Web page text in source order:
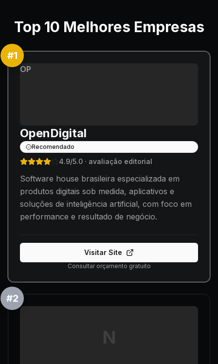
Top 10 Melhores Empresas
#1
OP
OpenDigital
Recomendado
4.9/5.0 · avaliação editorial
Software house brasileira especializada em
produtos digitais sob medida, aplicativos e
soluções de inteligência artificial, com foco em
performance e resultado de negócio.
Visitar Site
Consultar orçamento gratuito
#2
N